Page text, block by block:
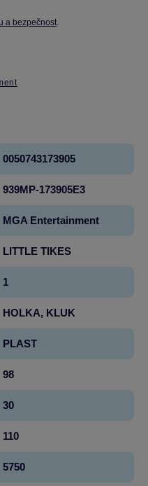
a bezpečnost.
0050743173905
939MP-173905E3
MGA Entertainment
LITTLE TIKES
1
HOLKA, KLUK
PLAST
98
30
110
5750